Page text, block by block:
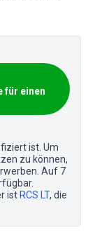
für einen
ist. Um
zu können,
Auf 7
ist RCS LT, die